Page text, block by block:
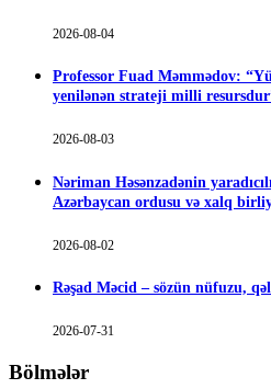
2026-08-04
Professor Fuad Məmmədov:
yenilənən strateji milli
2026-08-03
Nəriman Həsənzadənin
Azərbaycan ordusu və xalq
2026-08-02
Rəşad Məcid – sözün nüfuzu,
2026-07-31
Bölmələr